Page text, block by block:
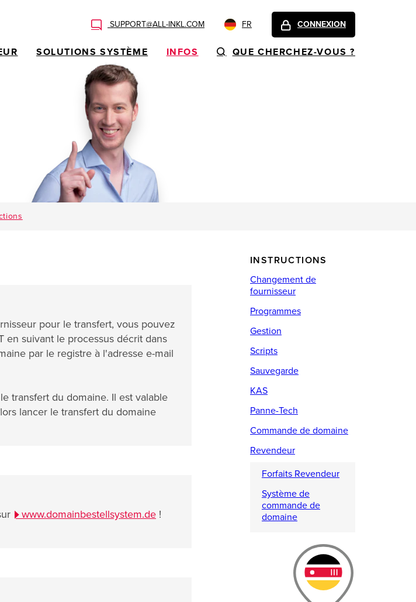
SUPPORT@ALL-INKL.COM FR CONNEXION
SOLUTIONS SYSTÈME INFOS QUE CHERCHEZ-VOUS ?
pour le transfert, vous pouvez
suivant le processus décrit dans
par le registre à l'adresse e-mail
transfert du domaine. Il est valable
lancer le transfert du domaine
www.domainbestellsystem.de !
INSTRUCTIONS
Changement de
fournisseur
Programmes
Gestion
Scripts
Sauvegarde
KAS
Panne-Tech
Commande de domaine
Revendeur
Forfaits Revendeur
Système de
commande de
domaine